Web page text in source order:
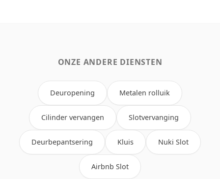
ONZE ANDERE DIENSTEN
Deuropening Metalen rolluik
Cilinder vervangen Slotvervanging
Deurbepantsering Kluis Nuki Slot
Airbnb Slot